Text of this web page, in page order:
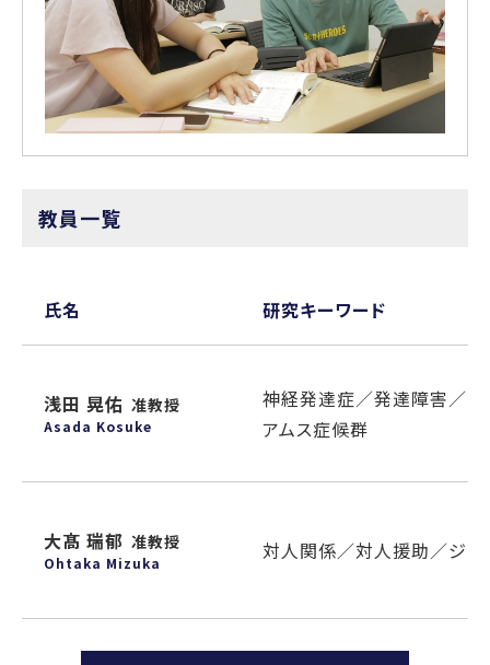
教員一覧
氏名 研究キーワード
浅田 晃佑 准教授
Asada Kosuke
神経発達症／発達障害／自
アムス症候群
大髙 瑞郁 准教授
Ohtaka Mizuka 対人関係／対人援助／ジェ